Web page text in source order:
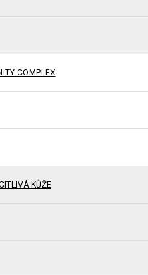
COMPLEX
KŮŽE